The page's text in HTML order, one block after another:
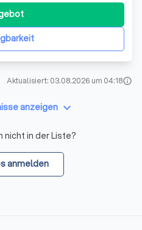
spans a wide array of
object security,
Aktualisiert: 03.08.2026 um 04:18info
anzeigen keyboard_arrow_down
nicht in der Liste?
anmelden